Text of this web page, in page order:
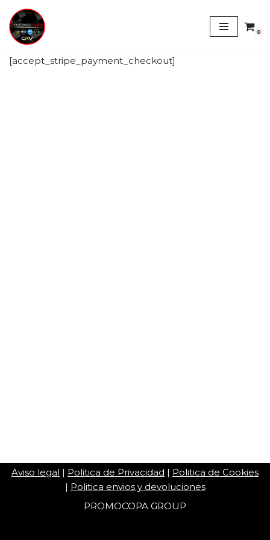
Saltar
contenido
0
[accept_stripe_payment_checkout]
Aviso legal | Politica de Privacidad | Politica de Cookies
| Politica envios y devoluciones
PROMOCOPA GROUP